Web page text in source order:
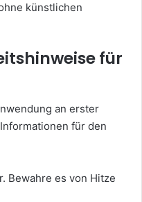
künstlichen
für
an erster
für den
Bewahre es von Hitze